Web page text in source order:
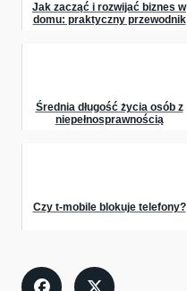
Jak zacząć i rozwijać biznes w
domu: praktyczny przewodnik
Średnia długość życia osób z
niepełnosprawnością
Czy t-mobile blokuje telefony?